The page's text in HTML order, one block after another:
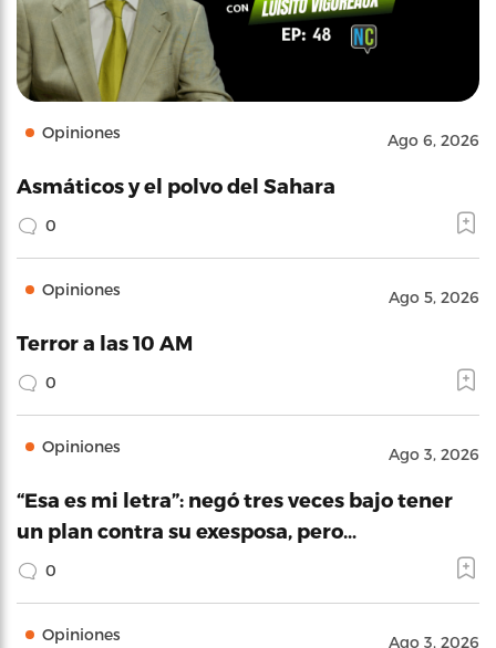
Opiniones Ago 6, 2026
Asmáticos y el polvo del Sahara
0
Opiniones Ago 5, 2026
Terror a las 10 AM
0
Opiniones Ago 3, 2026
“Esa es mi letra”: negó tres veces bajo tener
un plan contra su exesposa, pero…
0
Opiniones Ago 3, 2026